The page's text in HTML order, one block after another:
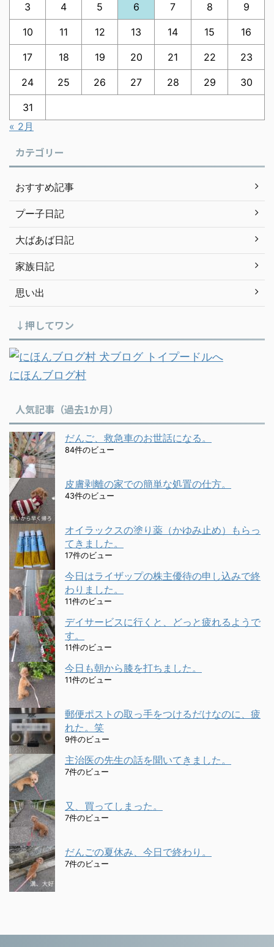
3 4 5 6 7 8 9
10 11 12 13 14 15 16
17 18 19 20 21 22 23
24 25 26 27 28 29 30
31
« 2月
カテゴリー
おすすめ記事
プー子日記
大ばあば日記
家族日記
思い出
↓押してワン
にほんブログ村
人気記事（過去1か月）
だんご、救急車のお世話になる。
84件のビュー
皮膚剥離の家での簡単な処置の仕方。
43件のビュー
オイラックスの塗り薬（かゆみ止め）もらっ
てきました。
17件のビュー
今日はライザップの株主優待の申し込みで終
わりました。
11件のビュー
デイサービスに行くと、どっと疲れるようで
す。
11件のビュー
今日も朝から膝を打ちました。
11件のビュー
郵便ポストの取っ手をつけるだけなのに、疲
れた。笑
9件のビュー
主治医の先生の話を聞いてきました。
7件のビュー
又、買ってしまった。
7件のビュー
だんごの夏休み、今日で終わり。
7件のビュー